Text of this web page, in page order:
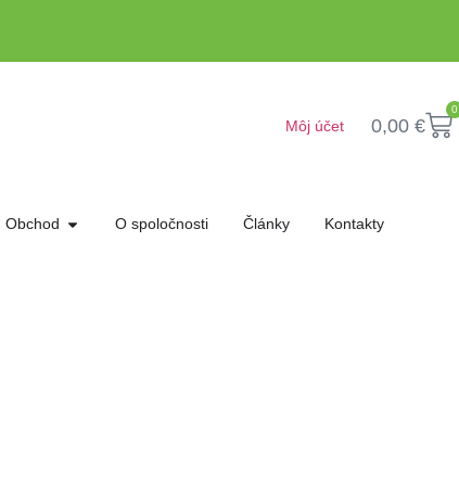
Môj účet 0,00 €
0
Obchod O spoločnosti Články Kontakty